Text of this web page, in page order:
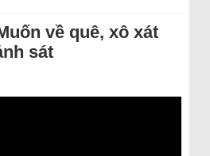
về quê, xô xát
sát